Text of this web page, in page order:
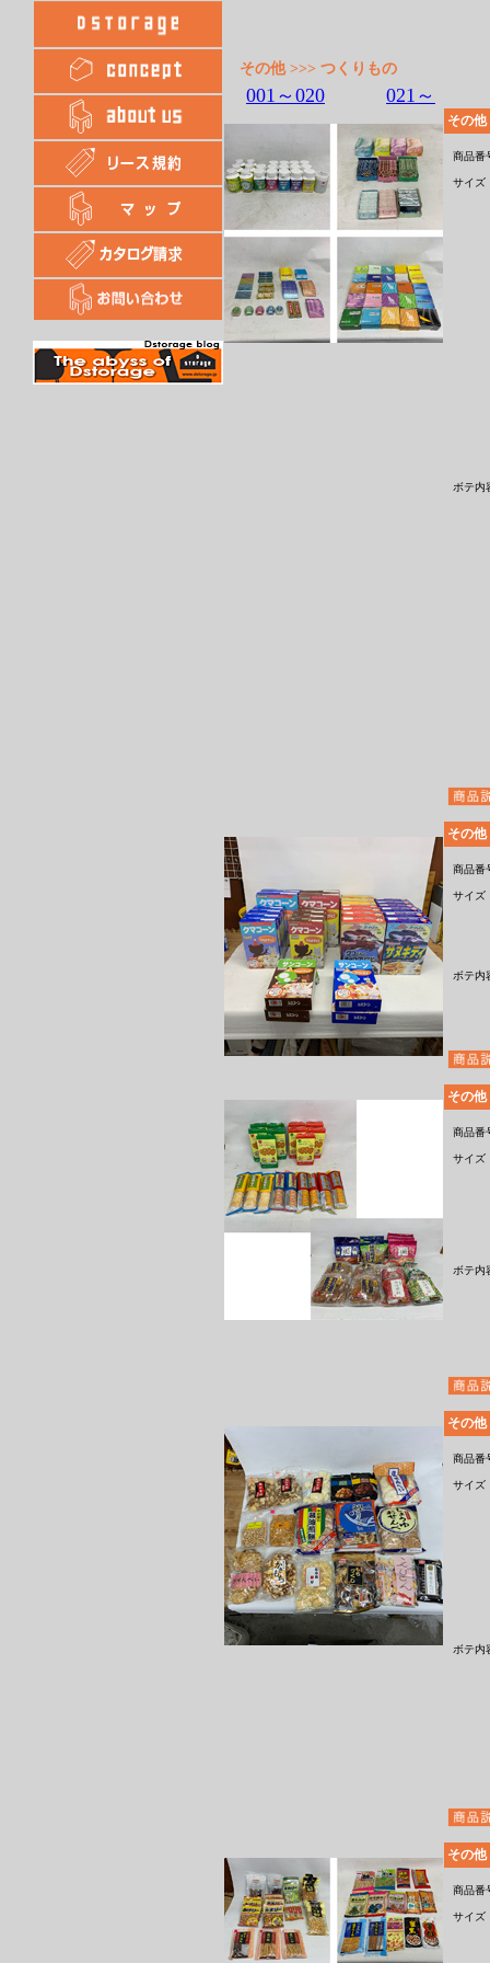
その他 >>> つくりもの
001～020 021～
その
商品番
サイズ
ボテ内
その
商品番
サイズ
ボテ内
その
商品番
サイズ
ボテ内
その
商品番
サイズ
ボテ内
その
商品番
サイズ